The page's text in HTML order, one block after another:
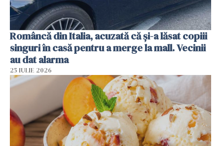
Româncă din Italia, acuzată că și-a lăsat copiii
singuri în casă pentru a merge la mall. Vecinii
au dat alarma
25 IULIE 2026